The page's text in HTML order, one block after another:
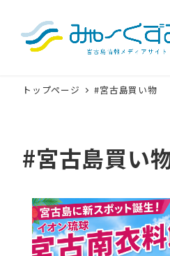
トップページ #宮古島買い物
#宮古島買い